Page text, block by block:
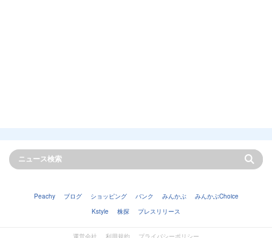
Peachy ブログ ショッピング バンク みんかぶ
みんかぶChoice
Kstyle
株探 プレスリリース
運営会社 利用規約 プライバシーポリシー